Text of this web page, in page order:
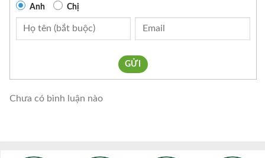
Anh Chị
GỬI
Chưa có bình luận nào